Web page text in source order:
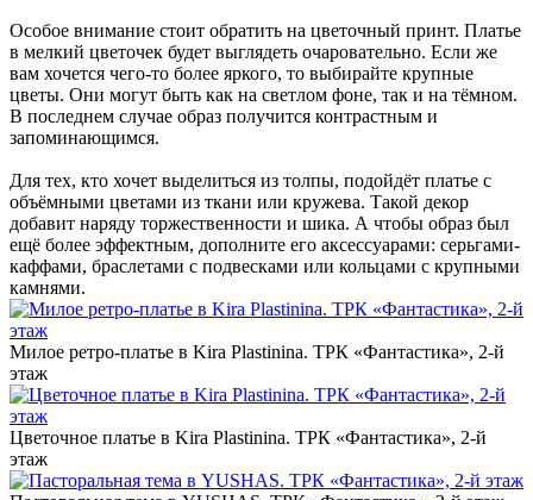
Особое внимание стоит обратить на цветочный принт. Платье
в мелкий цветочек будет выглядеть очаровательно. Если же
вам хочется чего-то более яркого, то выбирайте крупные
цветы. Они могут быть как на светлом фоне, так и на тёмном.
В последнем случае образ получится контрастным и
запоминающимся.
Для тех, кто хочет выделиться из толпы, подойдёт платье с
объёмными цветами из ткани или кружева. Такой декор
добавит наряду торжественности и шика. А чтобы образ был
ещё более эффектным, дополните его аксессуарами: серьгами-
каффами, браслетами с подвесками или кольцами с крупными
камнями.
Милое ретро-платье в Kira Plastinina. ТРК «Фантастика», 2-й
этаж
Цветочное платье в Kira Plastinina. ТРК «Фантастика», 2-й
этаж